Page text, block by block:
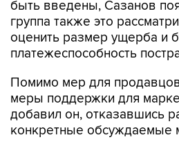
быть введены, Сазанов
группа также это
оценить размер ущерба и
платежеспособность
Помимо мер для
меры поддержки для
добавил он, отказавшись
конкретные обсуждаемые